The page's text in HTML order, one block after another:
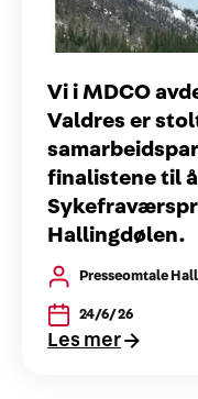
Vi i MDCO
Valdres er
finalistene til
Hallingdølen.
Presseomtale
24/6/26
Les mer